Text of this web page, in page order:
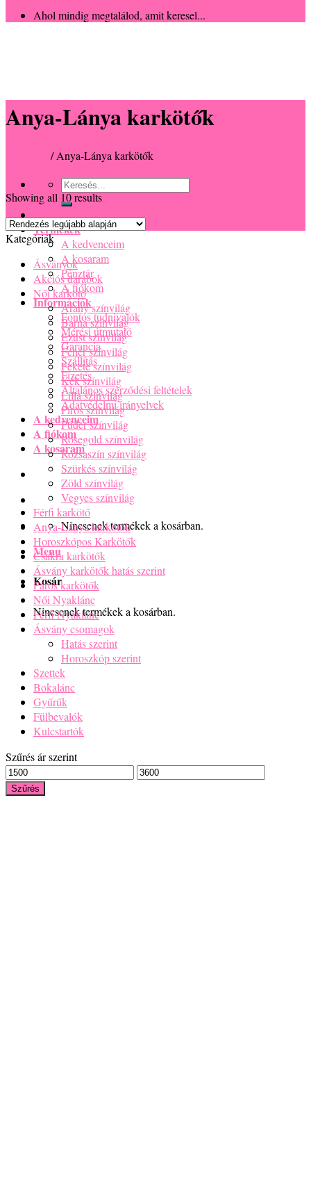
Ahol mindig megtalálod, amit keresel...
Keresés
a
Főoldal
Termékek
A kedvenceim
A kosaram
Pénztár
A fiókom
Információk
Fontos tudnivalók
Mérési útmutató
Garancia
Szállítás
Fizetés
Általános szerződési feltételek
Adatvédelmi irányelvek
A kedvenceim
A fiókom
A kosaram
Nincsenek termékek a kosárban.
Menu
Kosár
Nincsenek termékek a kosárban.
Anya-Lánya karkötők
/Anya-Lánya karkötők
Showing all 10 results
Kategóriák
Ásványok
Akciós darabok
Női karkötő
Arany színvilág
Barna színvilág
Ezüst színvilág
Fehér színvilág
Fekete színvilág
Kék színvilág
Lilla színvilág
Piros színvilág
Púder színvilág
Rosegold színvilág
Rózsaszín színvilág
Szürkés színvilág
Zöld színvilág
Vegyes színvilág
Férfi karkötő
Anya-Lánya karkötők
Horoszkópos Karkötők
Csakra karkötők
Ásvány karkötők hatás szerint
Páros karkötők
Női Nyaklánc
Férfi Nyaklánc
Ásvány csomagok
Hatás szerint
Horoszkóp szerint
Szettek
Bokalánc
Gyűrűk
Fülbevalók
Kulcstartók
Szűrés ár szerint
Min
ár
Max
Szűrés